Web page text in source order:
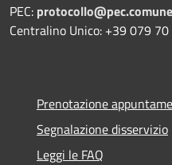
PEC:
Centralino Unico: +39 079
Prenotazione
Segnalazione disservizio
Leggi le FAQ